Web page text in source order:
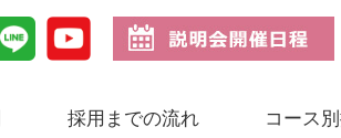
採用までの流れ コース